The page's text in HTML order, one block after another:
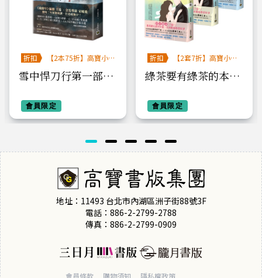
折扣
【2本75折】高寶小
雪中悍刀行第一部：
會員限定
折扣
【2套7折】高寶小說
綠茶要有綠茶的本事
會員限定
地址：11493 台北市內湖區洲子街88號3F
電話：886-2-2799-2788
傳真：886-2-2799-0909
會員條款 購物須知 隱私權政策